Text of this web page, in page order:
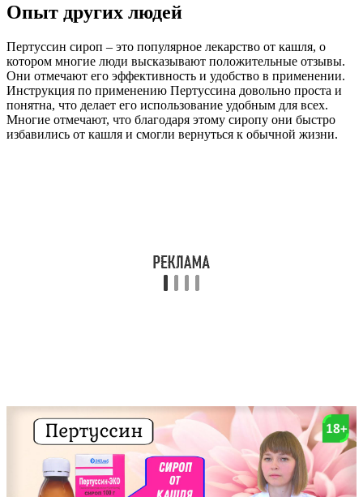
Опыт других людей
Пертуссин сироп – это популярное лекарство от кашля, о
котором многие люди высказывают положительные отзывы.
Они отмечают его эффективность и удобство в применении.
Инструкция по применению Пертуссина довольно проста и
понятна, что делает его использование удобным для всех.
Многие отмечают, что благодаря этому сиропу они быстро
избавились от кашля и смогли вернуться к обычной жизни.